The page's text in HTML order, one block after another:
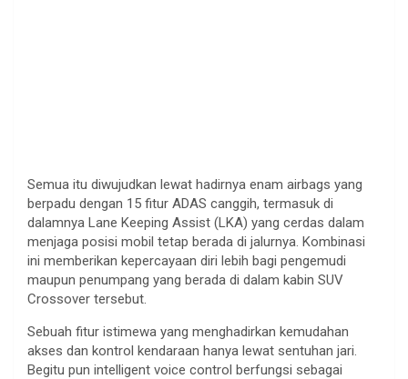
Semua itu diwujudkan lewat hadirnya enam airbags yang
berpadu dengan 15 fitur ADAS canggih, termasuk di
dalamnya Lane Keeping Assist (LKA) yang cerdas dalam
menjaga posisi mobil tetap berada di jalurnya. Kombinasi
ini memberikan kepercayaan diri lebih bagi pengemudi
maupun penumpang yang berada di dalam kabin SUV
Crossover tersebut.
Sebuah fitur istimewa yang menghadirkan kemudahan
akses dan kontrol kendaraan hanya lewat sentuhan jari.
Begitu pun intelligent voice control berfungsi sebagai